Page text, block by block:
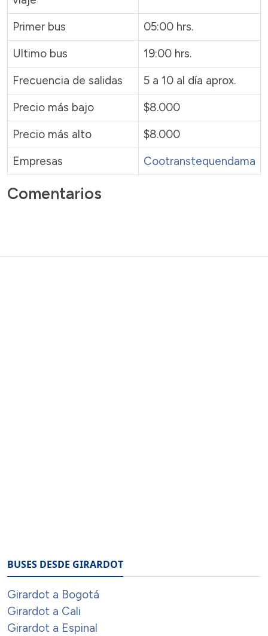
Primer bus
05:00 hrs.
Ultimo bus
19:00 hrs.
Frecuencia de salidas
5 a 10 al día aprox.
Precio más bajo
$8.000
Precio más alto
$8.000
Empresas
Cootranstequendama
Comentarios
BUSES DESDE GIRARDOT
Girardot a Bogotá
Girardot a Cali
Girardot a Espinal